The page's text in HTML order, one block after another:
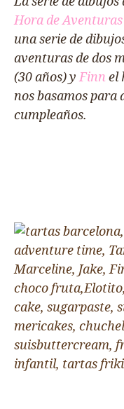
Hora de Aventuras
una serie de
aventuras de dos
(30 años) yFinn el
nos basamos para
cumpleaños.